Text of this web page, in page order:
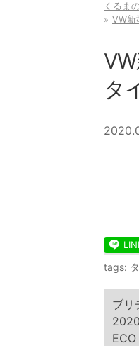
くるま
VW新
タ
tags:
ブリ